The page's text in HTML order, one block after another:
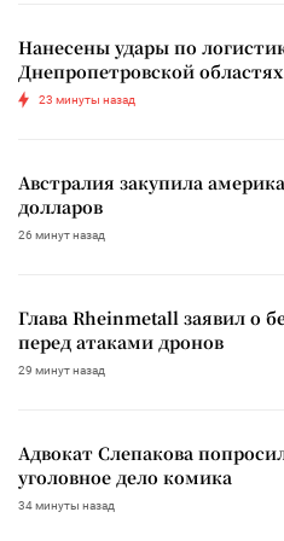
Нанесены удары по
Днепропетровской областях
23 минуты назад
Австралия закупила
долларов
26 минут назад
Глава Rheinmetall заявил о
перед атаками дронов
29 минут назад
Адвокат Слепакова
уголовное дело комика
34 минуты назад